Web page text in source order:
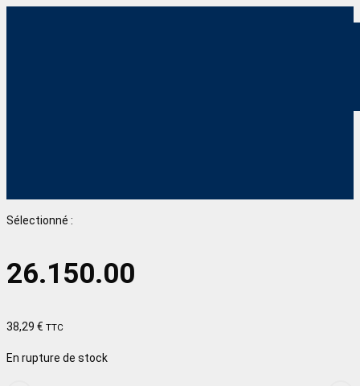
Sélectionné :
26.150.00
38,29 € TTC
En rupture de stock